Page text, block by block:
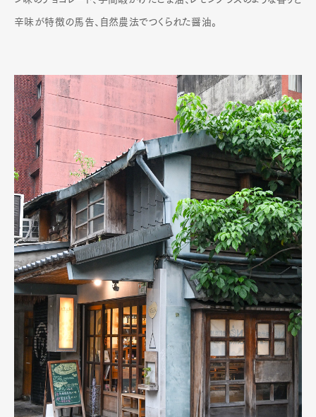
辛味が特徴の馬告、自然農法でつくられた醤油。